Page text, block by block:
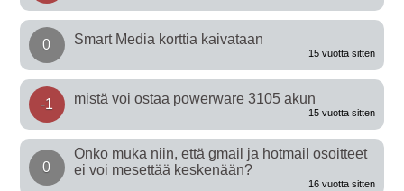
0 Smart Media korttia kaivataan
15 vuotta sitten
-1 mistä voi ostaa powerware 3105 akun
15 vuotta sitten
0
Onko muka niin, että gmail ja hotmail osoitteet
ei voi mesettää keskenään?
16 vuotta sitten